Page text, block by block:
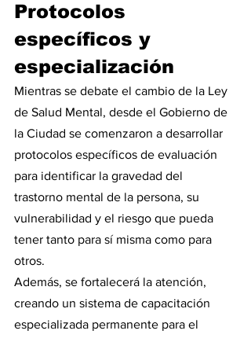
Protocolos
específicos y
especialización
Mientras se debate el cambio de la Ley
de Salud Mental, desde el Gobierno de
la Ciudad se comenzaron a desarrollar
protocolos específicos de evaluación
para identificar la gravedad del
trastorno mental de la persona, su
vulnerabilidad y el riesgo que pueda
tener tanto para sí misma como para
otros.
Además, se fortalecerá la atención,
creando un sistema de capacitación
especializada permanente para el